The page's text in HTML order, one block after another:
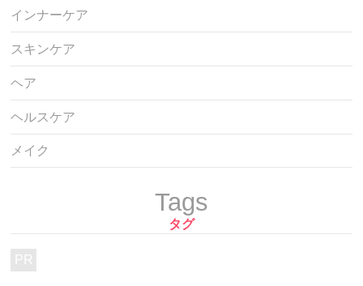
インナーケア
スキンケア
ヘア
ヘルスケア
メイク
Tags
タグ
PR